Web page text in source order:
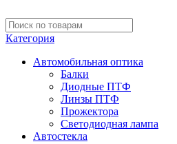
Категория
Автомобильная оптика
Балки
Диодные ПТФ
Линзы ПТФ
Прожектора
Светодиодная лампа
Автостекла